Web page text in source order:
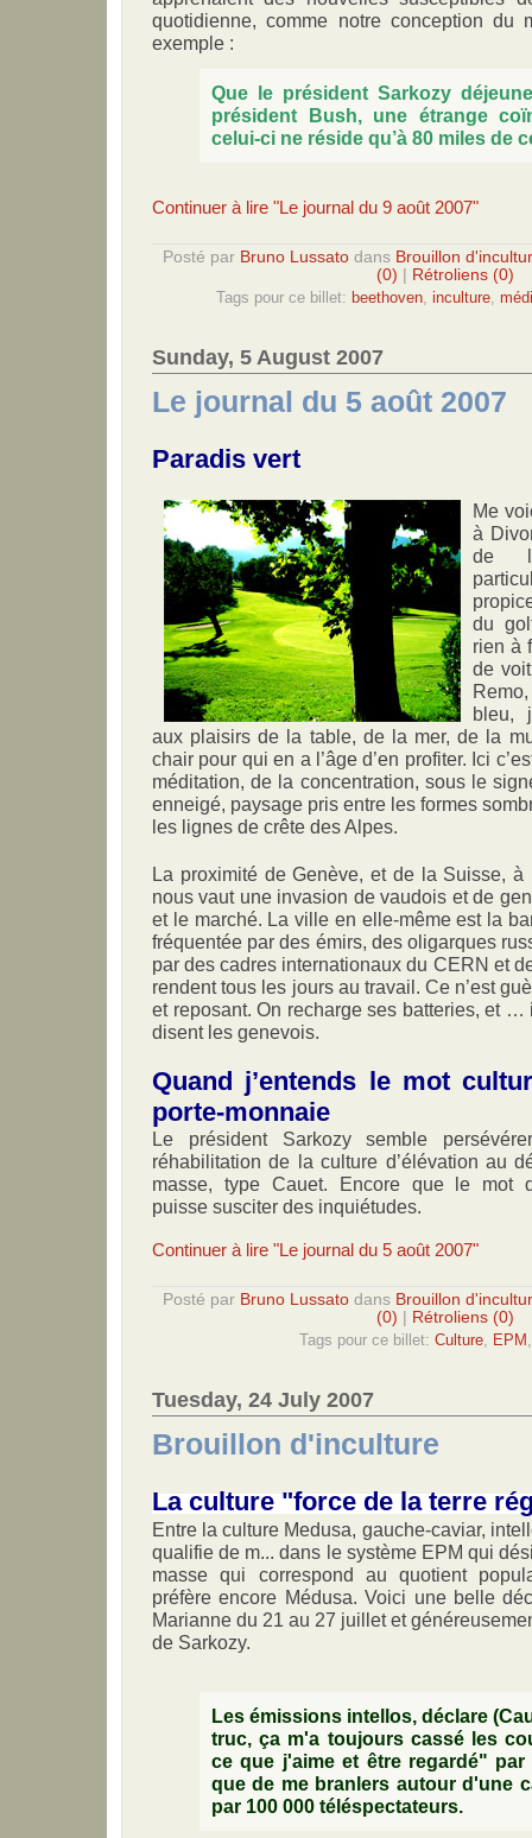
quotidienne, comme notre conception du
exemple :
Que le président Sarkozy
président Bush, une étrange
celui-ci ne réside qu’à 80 miles de
Continuer à lire "Le journal du 9 août 2007"
Posté par Bruno Lussatodans Brouillon
(0)
Rétroliens (0)
Tags pour ce billet: beethoven inculture
Sunday, 5 August 2007
Le journal du 5 août 2007
Paradis vert
Me
à
de
du
rien à
de
bleu,
aux plaisirs de la table, de la mer, de la
chair pour qui en a l’âge d’en profiter. Ici
méditation, de la concentration, sous le
enneigé, paysage pris entre les formes
les lignes de crête des Alpes.
La proximité de Genève, et de la Suisse, à
nous vaut une invasion de vaudois et de
et le marché. La ville en elle-même est la
fréquentée par des émirs, des oligarques
par des cadres internationaux du CERN et
rendent tous les jours au travail. Ce n’est
et reposant. On recharge ses batteries, et …
disent les genevois.
Quand j’entends le mot
porte-monnaie
Le président Sarkozy semble
réhabilitation de la culture d’élévation au
masse, type Cauet. Encore que le mot
puisse susciter des inquiétudes.
Continuer à lire "Le journal du 5 août 2007"
Posté par Bruno Lussatodans Brouillon
(0)
Rétroliens (0)
Tags pour ce billet: Culture EPM
Tuesday, 24 July 2007
Brouillon d'inculture
La culture "force de la terre
Entre la culture Medusa, gauche-caviar,
qualifie de m... dans le système EPM qui
masse qui correspond au quotient
préfère encore Médusa. Voici une belle
Marianne du 21 au 27 juillet et
de Sarkozy.
Les émissions intellos, déclare
truc, ça m'a toujours cassé les
ce que j'aime et être regardé"
que de me branlers autour d'une
par 100 000 téléspectateurs.